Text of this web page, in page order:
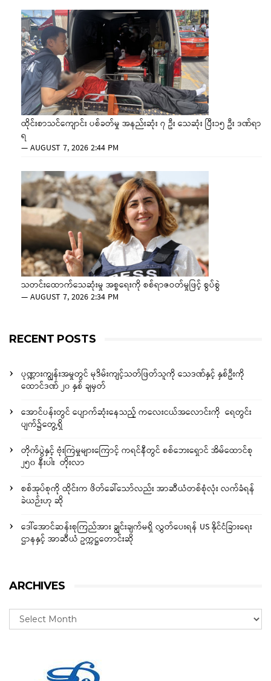
ထိုင်းစာသင်ကျောင်း ပစ်ခတ်မှု အနည်းဆုံး ၇ ဦး သေဆုံး ပြီး၁၅ ဦး ဒဏ်ရာ
ရ
—AUGUST 7, 2026 2:44 PM
သတင်းထောက်သေဆုံးမှု အစ္စရေးကို စစ်ရာဇဝတ်မှုဖြင့် စွပ်စွဲ
—AUGUST 7, 2026 2:34 PM
RECENT POSTS
ပုဏ္ဏားကျွန်းအမှုတွင် မုဒိမ်းကျင့်သတ်ဖြတ်သူကို သေဒဏ်နှင့် နှစ်ဦးကို
ထောင်ဒဏ် ၂၀ နှစ် ချမှတ်
အောင်ပန်းတွင် ပျောက်ဆုံးနေသည့် ကလေးငယ်အလောင်းကို ရေတွင်း
ပျက်၌တွေ့ရှိ
တိုက်ပွဲနှင့် ဗုံးကြဲမှုများကြောင့် ကရင်နီတွင် စစ်ဘေးရှောင် အိမ်ထောင်စု
၂၅၀ နီးပါး တိုးလာ
စစ်အုပ်စုကို ထိုင်းက ဖိတ်ခေါ်သော်လည်း အာဆီယံတစ်စုံလုံး လက်ခံရန်
ခဲယဉ်းဟု ဆို
ဒေါ်အောင်ဆန်းစုကြည်အား ချွင်းချက်မရှိ လွှတ်ပေးရန် US နိုင်ငံခြားရေး
ဌာနနှင့် အာဆီယံ ဥက္ကဋ္ဌတောင်းဆို
ARCHIVES